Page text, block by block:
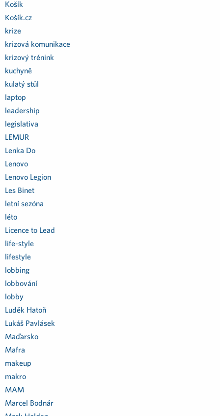
Košík
Košík.cz
krize
krizová komunikace
krizový trénink
kuchyně
kulatý stůl
laptop
leadership
legislativa
LEMUR
Lenka Do
Lenovo
Lenovo Legion
Les Binet
letní sezóna
léto
Licence to Lead
life-style
lifestyle
lobbing
lobbování
lobby
Luděk Hatoň
Lukáš Pavlásek
Maďarsko
Mafra
makeup
makro
MAM
Marcel Bodnár